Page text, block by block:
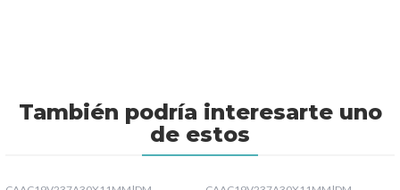
También podría interesarte uno
de estos